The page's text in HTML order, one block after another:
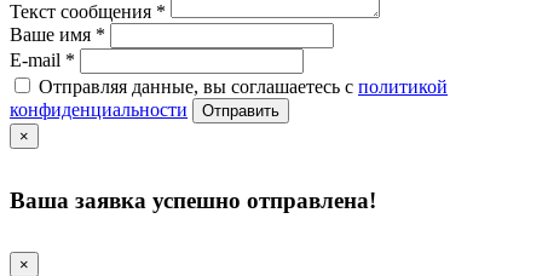
Текст сообщения *
Ваше имя *
E-mail *
Отправляя данные, вы соглашаетесь с политикой
конфиденциальности
Отправить
×
Ваша заявка успешно отправлена!
×